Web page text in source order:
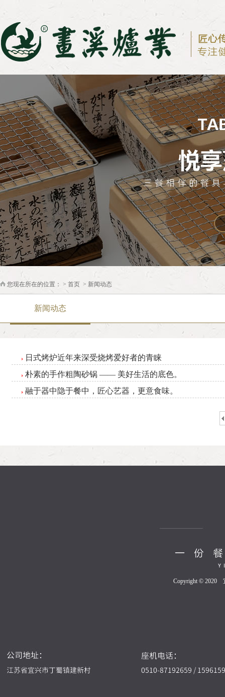
您现在所在的位置： > 首页 > 新闻动态
新闻动态
日式烤炉近年来深受烧烤爱好者的青睐
朴素的手作粗陶砂锅 —— 美好生活的底色。
融于器中隐于餐中，匠心艺器，更意食味。
Copyright © 2020